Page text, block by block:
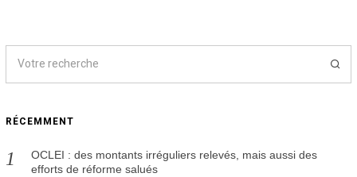
RÉCEMMENT
OCLEI : des montants irréguliers relevés, mais aussi des
efforts de réforme salués